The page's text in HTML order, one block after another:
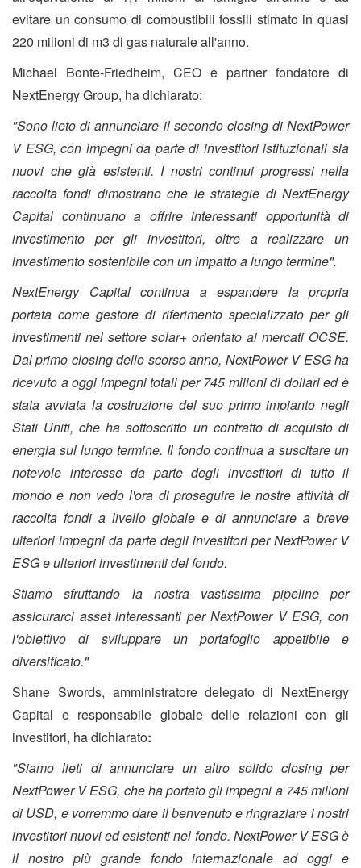
evitare un consumo di combustibili fossili stimato in quasi
220 milioni di m3 di gas naturale all'anno.
Michael Bonte-Friedheim, CEO e partner fondatore di
NextEnergy Group, ha dichiarato:
"Sono lieto di annunciare il secondo closing di NextPower
V ESG, con impegni da parte di investitori istituzionali sia
nuovi che già esistenti. I nostri continui progressi nella
raccolta fondi dimostrano che le strategie di NextEnergy
Capital continuano a offrire interessanti opportunità di
investimento per gli investitori, oltre a realizzare un
investimento sostenibile con un impatto a lungo termine".
NextEnergy Capital continua a espandere la propria
portata come gestore di riferimento specializzato per gli
investimenti nel settore solar+ orientato ai mercati OCSE.
Dal primo closing dello scorso anno, NextPower V ESG ha
ricevuto a oggi impegni totali per 745 milioni di dollari ed è
stata avviata la costruzione del suo primo impianto negli
Stati Uniti, che ha sottoscritto un contratto di acquisto di
energia sul lungo termine. Il fondo continua a suscitare un
notevole interesse da parte degli investitori di tutto il
mondo e non vedo l'ora di proseguire le nostre attività di
raccolta fondi a livello globale e di annunciare a breve
ulteriori impegni da parte degli investitori per NextPower V
ESG e ulteriori investimenti del fondo.
Stiamo sfruttando la nostra vastissima pipeline per
assicurarci asset interessanti per NextPower V ESG, con
l'obiettivo di sviluppare un portafoglio appetibile e
diversificato."
Shane Swords, amministratore delegato di NextEnergy
Capital e responsabile globale delle relazioni con gli
investitori, ha dichiarato:
"Siamo lieti di annunciare un altro solido closing per
NextPower V ESG, che ha portato gli impegni a 745 milioni
di USD, e vorremmo dare il benvenuto e ringraziare i nostri
investitori nuovi ed esistenti nel fondo. NextPower V ESG è
il nostro più grande fondo internazionale ad oggi e